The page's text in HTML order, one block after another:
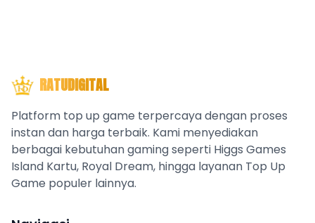
RATUDIGITAL
Platform top up game terpercaya dengan proses
instan dan harga terbaik. Kami menyediakan
berbagai kebutuhan gaming seperti Higgs Games
Island Kartu, Royal Dream, hingga layanan Top Up
Game populer lainnya.